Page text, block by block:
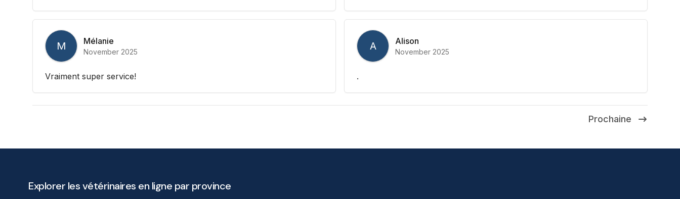
M Mélanie
November 2025
Vraiment super service!
A Alison
November 2025
.
Prochaine
Explorer les vétérinaires en ligne par province